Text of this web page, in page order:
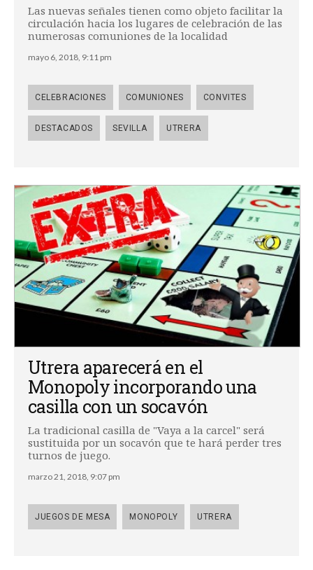
Las nuevas señales tienen como objeto facilitar la
circulación hacia los lugares de celebración de las
numerosas comuniones de la localidad
mayo 6, 2018, 9:11 pm
CELEBRACIONES COMUNIONES CONVITES
DESTACADOS SEVILLA UTRERA
Utrera aparecerá en el
Monopoly incorporando una
casilla con un socavón
La tradicional casilla de "Vaya a la carcel" será
sustituida por un socavón que te hará perder tres
turnos de juego.
marzo 21, 2018, 9:07 pm
JUEGOS DE MESA MONOPOLY UTRERA